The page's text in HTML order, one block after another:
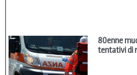
80enne
tentativi di